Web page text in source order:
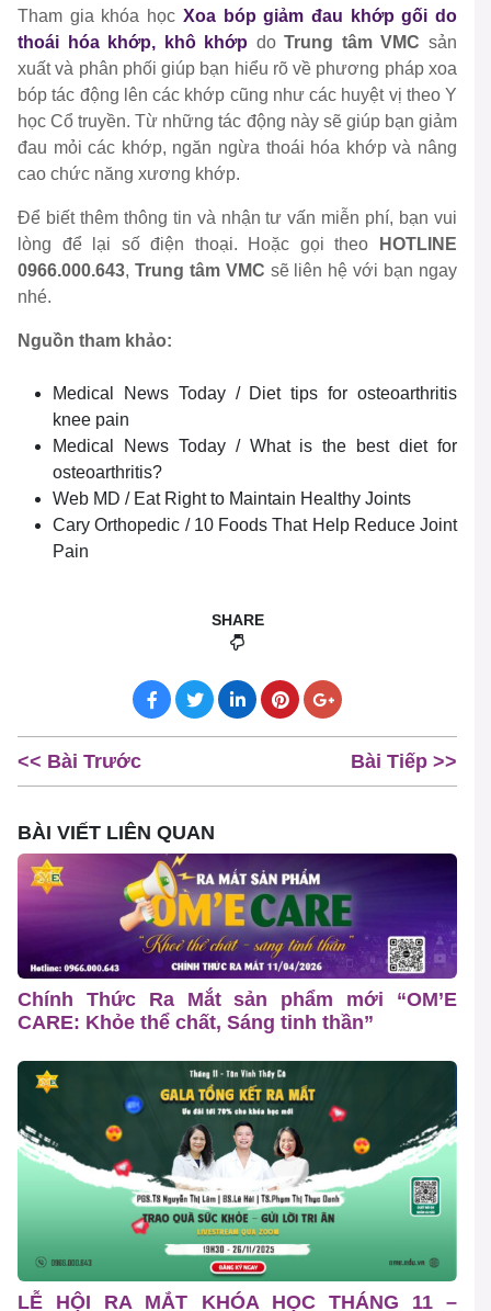
Tham gia khóa học Xoa bóp giảm đau khớp gối do
thoái hóa khớp, khô khớp doTrung tâm VMC sản
xuất và phân phối giúp bạn hiểu rõ về phương pháp xoa
bóp tác động lên các khớp cũng như các huyệt vị theo Y
học Cổ truyền. Từ những tác động này sẽ giúp bạn giảm
đau mỏi các khớp, ngăn ngừa thoái hóa khớp và nâng
cao chức năng xương khớp.
Để biết thêm thông tin và nhận tư vấn miễn phí, bạn vui
lòng để lại số điện thoại. Hoặc gọi theo
HOTLINE
0966.000.643, Trung tâm VMC sẽ liên hệ với bạn ngay
nhé.
Nguồn tham khảo:
Medical News Today / Diet tips for osteoarthritis
knee pain
Medical News Today / What is the best diet for
osteoarthritis?
Web MD / Eat Right to Maintain Healthy Joints
Cary Orthopedic / 10 Foods That Help Reduce Joint
Pain
SHARE
<< Bài Trước Bài Tiếp >>
BÀI VIẾT LIÊN QUAN
Chính Thức Ra Mắt sản phẩm mới “OM’E
CARE: Khỏe thể chất, Sáng tinh thần”
LỄ HỘI RA MẮT KHÓA HỌC THÁNG 11 –